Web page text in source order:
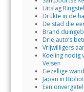
Uitslag
Drukte in de
De stad die
Brand
Drie auto’s
Vrijwilligers
Koeling nodig
Velsen
Gezellige
Japan in
Een